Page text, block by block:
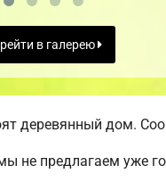
в галерею
деревянный дом.
не предлагаем уже